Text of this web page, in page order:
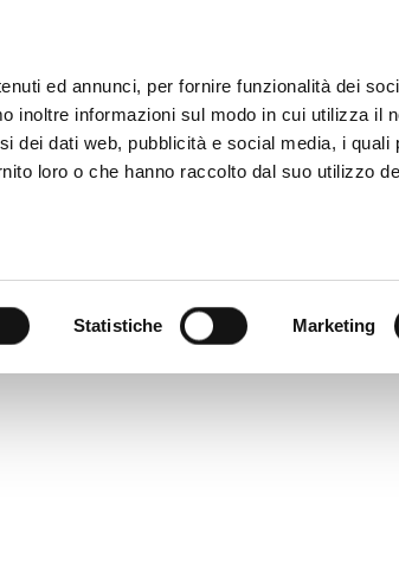
ed annunci, per fornire funzionalità dei
inoltre informazioni sul modo in cui utilizza il
dei dati web, pubblicità e social media, i quali
loro o che hanno raccolto dal suo utilizzo
Statistiche Marketing
ARBORE –